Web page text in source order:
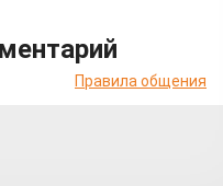
Правила общения